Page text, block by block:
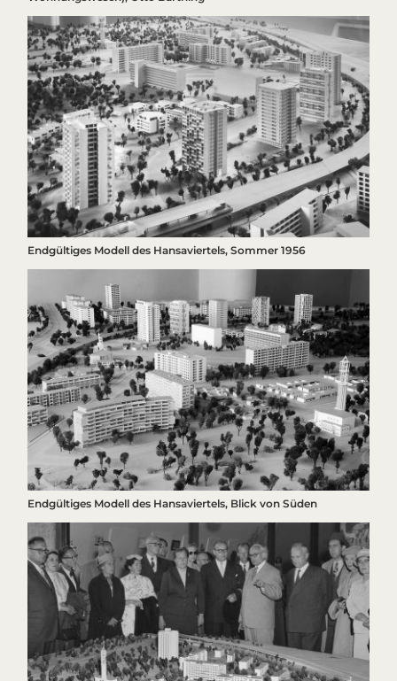
Endgültiges Modell des Hansaviertels, Sommer 1956
Endgültiges Modell des Hansaviertels, Blick von Süden